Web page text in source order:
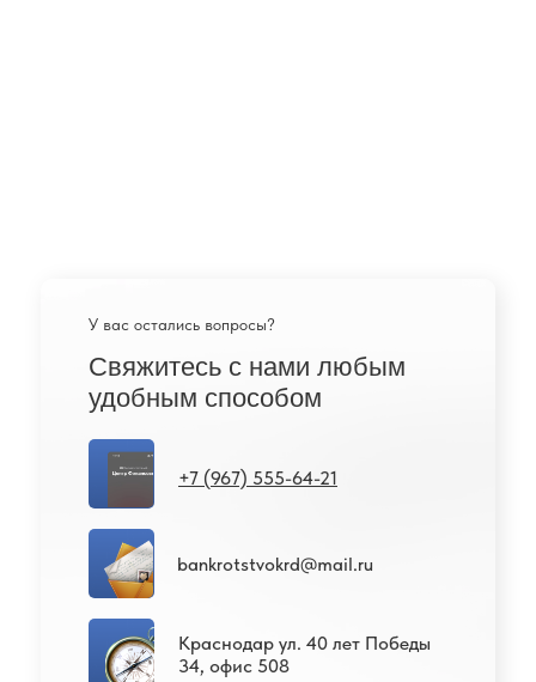
Свяжитесь с нами любым
удобным способом
+7 (967) 555-64-21
Краснодар ул. 40 лет Победы
34, офис 508
bankrotstvokrd@mail.ru
У вас остались вопросы?